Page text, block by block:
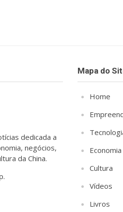
dedicada a
negócios,
da China.
Mapa do
Home
Economia
Cultura
Vídeos
Livros